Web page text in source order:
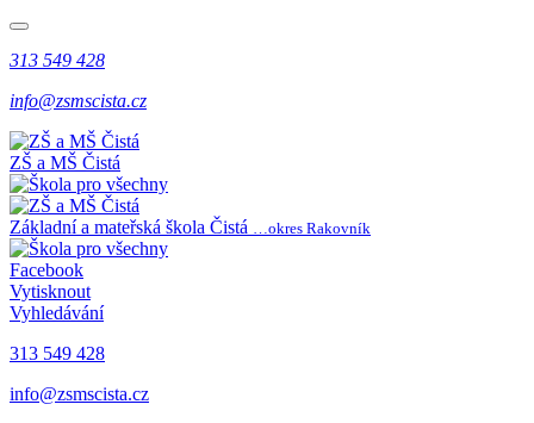
313 549 428
info@zsmscista.cz
ZŠ a MŠ Čistá
Základní a mateřská škola Čistá …okres Rakovník
Facebook
Vytisknout
Vyhledávání
313 549 428
info@zsmscista.cz